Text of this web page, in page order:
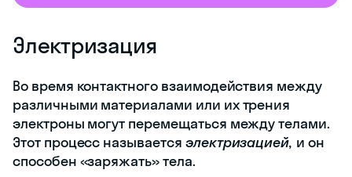
Электризация
Во время контактного взаимодействия между
различными материалами или их трения
электроны могут перемещаться между телами.
Этот процесс называется электризацией, и он
способен «заряжать» тела.